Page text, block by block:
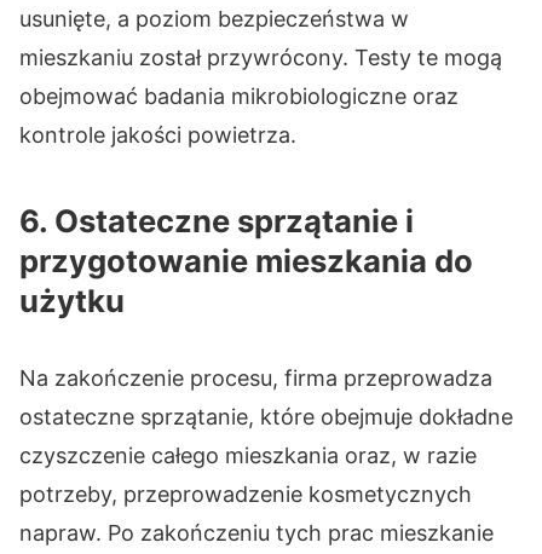
usunięte, a poziom bezpieczeństwa w
mieszkaniu został przywrócony. Testy te mogą
obejmować badania mikrobiologiczne oraz
kontrole jakości powietrza.
6. Ostateczne sprzątanie i
przygotowanie mieszkania do
użytku
Na zakończenie procesu, firma przeprowadza
ostateczne sprzątanie, które obejmuje dokładne
czyszczenie całego mieszkania oraz, w razie
potrzeby, przeprowadzenie kosmetycznych
napraw. Po zakończeniu tych prac mieszkanie